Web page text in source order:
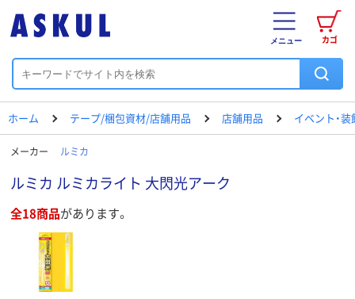
カゴ
メニュー
ホーム テープ/梱包資材/店舗用品 店舗用品 イベント・
メーカー ルミカ
ルミカ ルミカライト 大閃光アーク
全18商品があります。